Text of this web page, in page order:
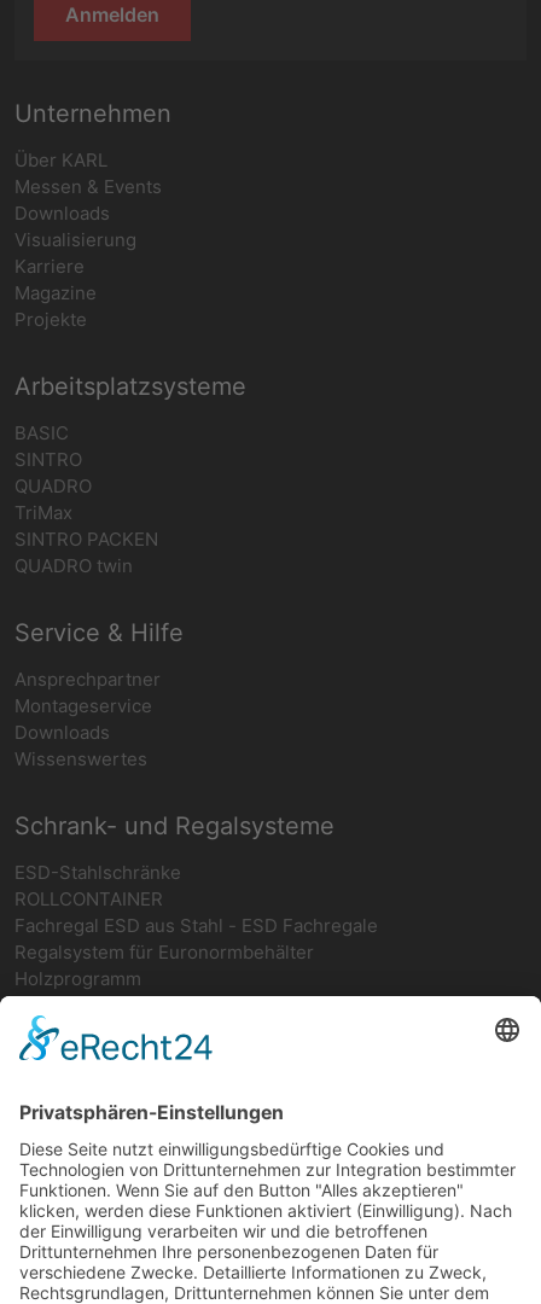
Anmelden
Unternehmen
Über KARL
Messen & Events
Downloads
Visualisierung
Karriere
Magazine
Projekte
Arbeitsplatzsysteme
BASIC
SINTRO
QUADRO
TriMax
SINTRO PACKEN
QUADRO twin
Service & Hilfe
Ansprechpartner
Montageservice
Downloads
Wissenswertes
Schrank- und Regalsysteme
ESD-Stahlschränke
ROLLCONTAINER
Fachregal ESD aus Stahl - ESD Fachregale
Regalsystem für Euronormbehälter
Holzprogramm
Netzwerk
Ergonomie
Deutsches ESD-Netzwerk
FIFO-Regale
FIFO-GRUNDREGAL
FIFO-Anbauregal